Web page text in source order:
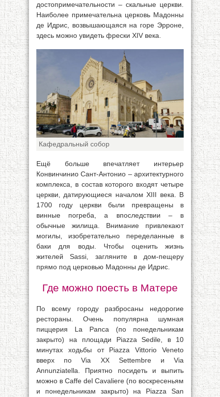
достопримечательности – скальные церкви.
Наиболее примечательна церковь Мадонны
де Идрис, возвышающаяся на горе Эрроне,
здесь можно увидеть фрески XIV века.
Кафедральный собор
Ещё больше впечатляет интерьер
Конвинчинио Сант-Антонио – архитектурного
комплекса, в состав которого входят четыре
церкви, датирующиеся началом XIII века. В
1700 году церкви были превращены в
винные погреба, а впоследствии – в
обычные жилища. Внимание привлекают
могилы, изобретательно переделанные в
баки для воды. Чтобы оценить жизнь
жителей Sassi, загляните в дом-пещеру
прямо под церковью Мадонны де Идрис.
Где можно поесть в Матере
По всему городу разбросаны недорогие
рестораны. Очень популярна шумная
пиццерия La Panca (по понедельникам
закрыто) на площади Piazza Sedile, в 10
минутах ходьбы от Piazza Vittorio Veneto
вверх по Via XX Settembre и Via
Annunziatella. Приятно посидеть и выпить
можно в Caffe del Cavaliere (по воскресеньям
и понедельникам закрыто) на Piazza San